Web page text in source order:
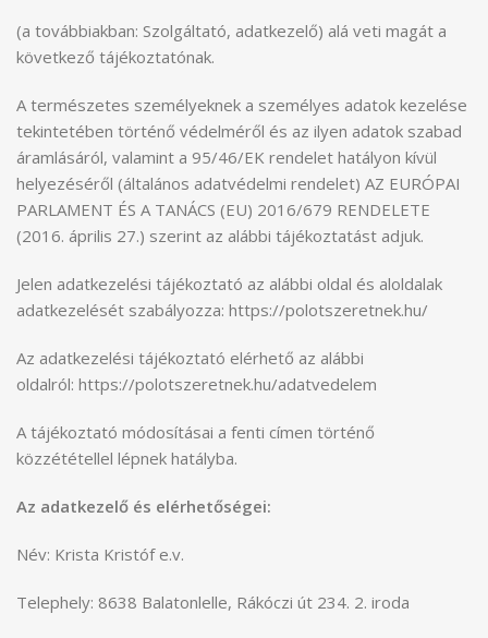
(a továbbiakban: Szolgáltató, adatkezelő) alá veti magát a
következő tájékoztatónak.
A természetes személyeknek a személyes adatok kezelése
tekintetében történő védelméről és az ilyen adatok szabad
áramlásáról, valamint a 95/46/EK rendelet hatályon kívül
helyezéséről (általános adatvédelmi rendelet) AZ EURÓPAI
PARLAMENT ÉS A TANÁCS (EU) 2016/679 RENDELETE
(2016. április 27.) szerint az alábbi tájékoztatást adjuk.
Jelen adatkezelési tájékoztató az alábbi oldal és aloldalak
adatkezelését szabályozza: https://polotszeretnek.hu/
Az adatkezelési tájékoztató elérhető az alábbi
oldalról: https://polotszeretnek.hu/adatvedelem
A tájékoztató módosításai a fenti címen történő
közzététellel lépnek hatályba.
Az adatkezelő és elérhetőségei:
Név: Krista Kristóf e.v.
Telephely: 8638 Balatonlelle, Rákóczi út 234. 2. iroda